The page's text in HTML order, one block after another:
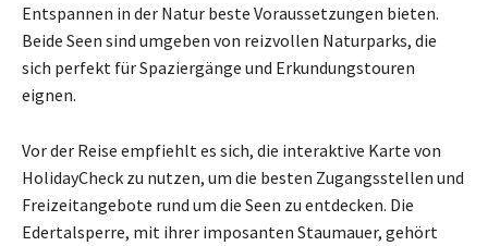
Entspannen in der Natur beste Voraussetzungen bieten.
Beide Seen sind umgeben von reizvollen Naturparks, die
sich perfekt für Spaziergänge und Erkundungstouren
eignen.
Vor der Reise empfiehlt es sich, die interaktive Karte von
HolidayCheck zu nutzen, um die besten Zugangsstellen und
Freizeitangebote rund um die Seen zu entdecken. Die
Edertalsperre, mit ihrer imposanten Staumauer, gehört